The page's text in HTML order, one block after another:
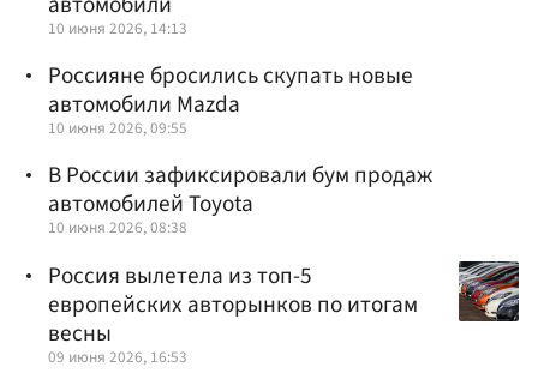
10 июня 2026, 14:13
Россияне бросились скупать новые
автомобили Mazda
10 июня 2026, 09:55
В России зафиксировали бум продаж
автомобилей Toyota
10 июня 2026, 08:38
Россия вылетела из топ-5
европейских авторынков по итогам
весны
09 июня 2026, 16:53